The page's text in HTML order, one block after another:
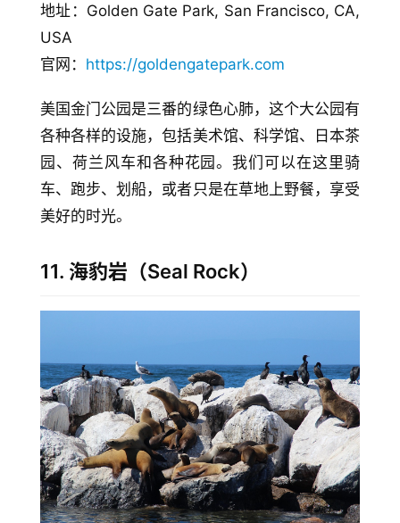
地址：Golden Gate Park, San Francisco, CA,
USA
官网： https://goldengatepark.com
美国金门公园是三番的绿色心肺，这个大公园有
各种各样的设施，包括美术馆、科学馆、日本茶
园、荷兰风车和各种花园。我们可以在这里骑
车、跑步、划船，或者只是在草地上野餐，享受
美好的时光。
11. 海豹岩（Seal Rock）